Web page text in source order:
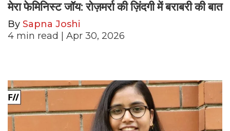
मेरा फेमिनिस्ट जॉय: रोज़मर्रा की ज़िंदगी में बराबरी की बात
By Sapna Joshi
4 min read | Apr 30, 2026